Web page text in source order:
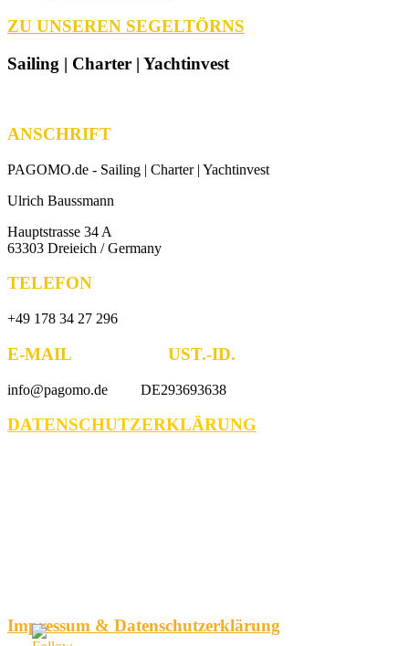
ZU UNSEREN SEGELTÖRNS
Sailing | Charter | Yachtinvest
ANSCHRIFT
PAGOMO.de - Sailing | Charter | Yachtinvest
Ulrich Baussmann
Hauptstrasse 34 A
63303 Dreieich / Germany
TELEFON
+49 178 34 27 296
E-MAIL UST.-ID.
info@pagomo.de DE293693638
DATENSCHUTZERKLÄRUNG
Impressum & Datenschutzerklärung